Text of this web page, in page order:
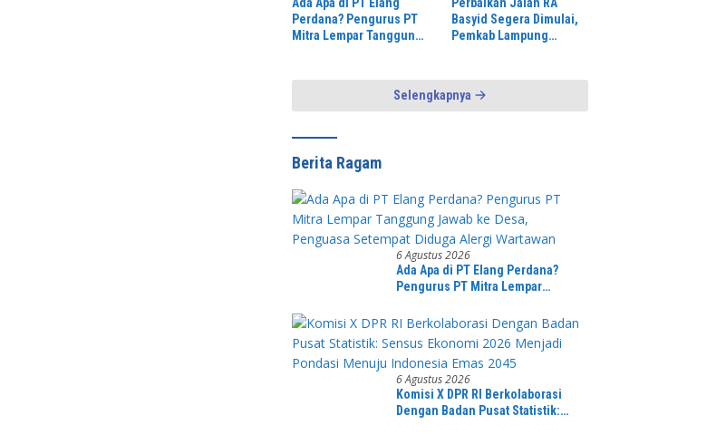
Perdana? Pengurus PT
Mitra Lempar Tanggung
Diduga Alergi Wartawan
Basyid Segera Dimulai,
Pemkab Lampung
Aman dan Nyaman
Selengkapnya
Berita Ragam
6 Agustus 2026
Ada Apa di PT Elang Perdana?
Pengurus PT Mitra Lempar
Penguasa Setempat Diduga Alergi
Wartawan
6 Agustus 2026
Komisi X DPR RI Berkolaborasi
Dengan Badan Pusat Statistik: